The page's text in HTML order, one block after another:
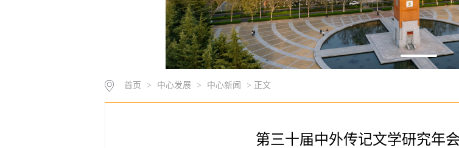
首页 > 中心发展 > 中心新闻 > 正文
第三十届中外传记文学研究年